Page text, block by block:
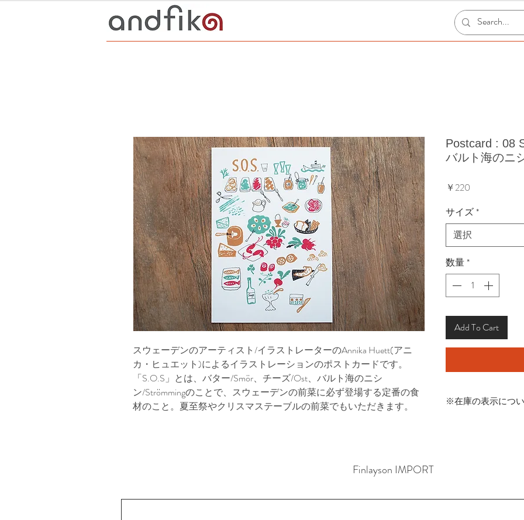
スウェーデンのアーティスト/イラストレーターのAnnika Huett(アニ
カ・ヒュエット)によるイラストレーションのポストカードです。
「S.O.S」とは、バター/Smör、チーズ/Ost、バルト海のニシ
ン/Strömmingのことで、スウェーデンの前菜に必ず登場する定番の食
材のこと。夏至祭やクリスマステーブルの前菜でもいただきます。
Postcard : 08
バルト海のニ
￥220
サイズ*
選択
数量*
Add To Cart
※在庫の表示につ
Finlayson IMPORT